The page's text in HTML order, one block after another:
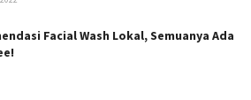
Facial Wash Lokal, Semuanya Ada